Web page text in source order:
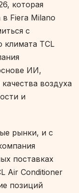
которая
Fiera Milano
с
климата TCL
ИИ,
воздуха
и
рынки, и с
поставках
Air Conditioner
позиций